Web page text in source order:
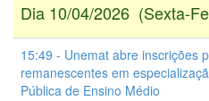
Dia 10/04/2026 (Sexta-
15:49 - Unemat abre inscrições
remanescentes em
Pública de Ensino Médio